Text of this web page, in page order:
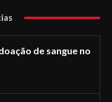
de sangue no